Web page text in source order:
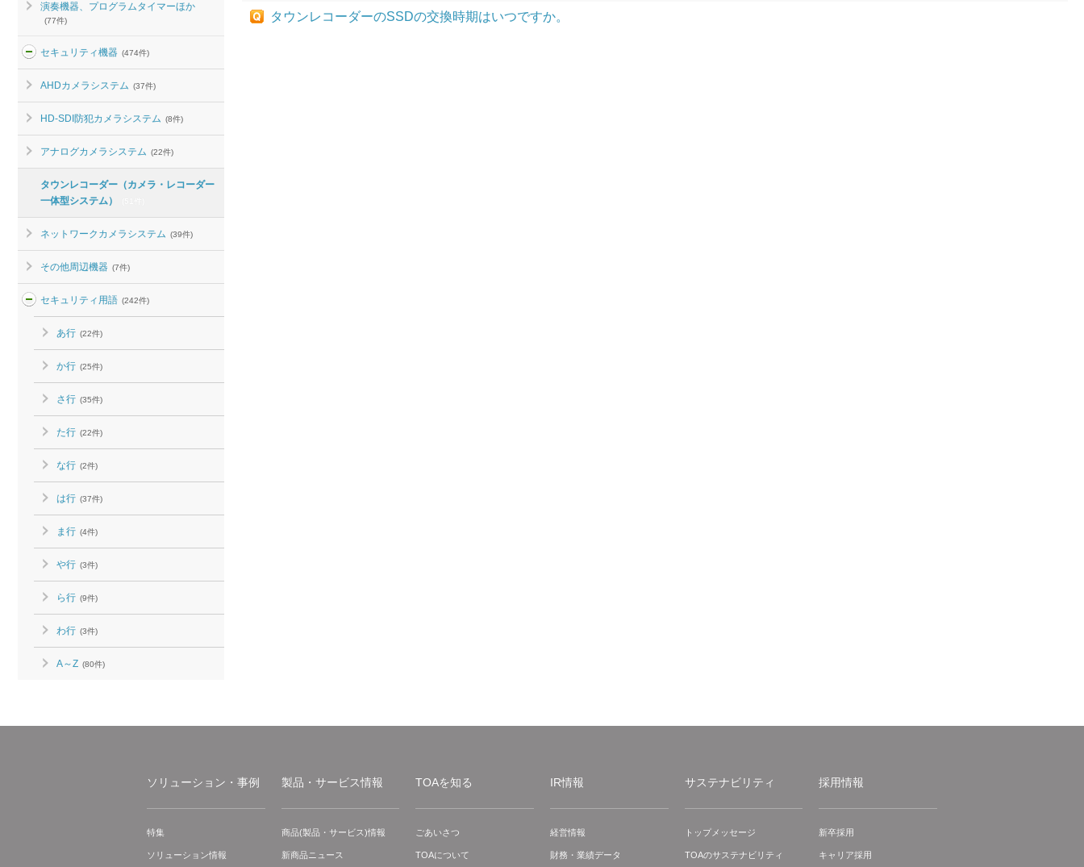
演奏機器、プログラムタイマーほか
(77件)
セキュリティ機器 (474件)
AHDカメラシステム (37件)
HD-SDI防犯カメラシステム (8件)
アナログカメラシステム (22件)
タウンレコーダー（カメラ・レコーダー
一体型システム）
ネットワークカメラシステム (39件)
その他周辺機器 (7件)
セキュリティ用語 (242件)
あ行 (22件)
か行 (25件)
さ行 (35件)
た行 (22件)
な行 (2件)
は行 (37件)
ま行 (4件)
や行 (3件)
ら行 (9件)
わ行 (3件)
A～Z (80件)
タウンレコーダーのSSDの交換時期はいつですか。
ソリューション・事例
特集
ソリューション情報
製品・サービス情報
商品(製品・サービス)情報
新商品ニュース
TOAを知る
ごあいさつ
TOAについて
IR情報
経営情報
財務・業績データ
サステナビリティ
トップメッセージ
TOAのサステナビリティ
採用情報
新卒採用
キャリア採用